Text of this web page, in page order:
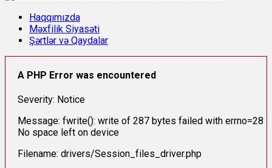
Haqqımızda
Məxfilik Siyasəti
Şərtlər və Qaydalar
A PHP Error was encountered
Severity: Notice
Message: fwrite(): write of 287 bytes failed with errno=28
No space left on device
Filename: drivers/Session_files_driver.php